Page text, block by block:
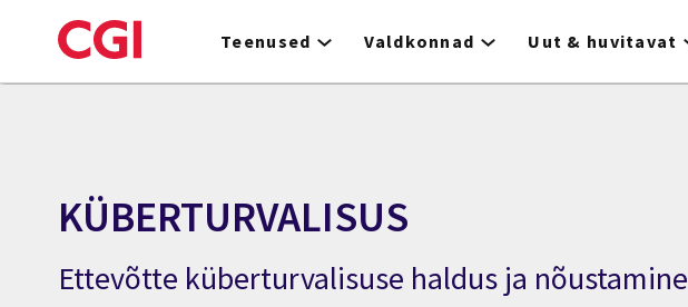
to
Teenused Valdkonnad Uut & huvitavat
KÜBERTURVALISUS
Ettevõtte küberturvalisuse haldus ja nõustamine